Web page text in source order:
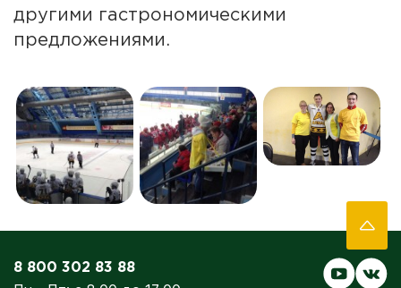
другими гастрономическими
предложениями.
8 800 302 83 88